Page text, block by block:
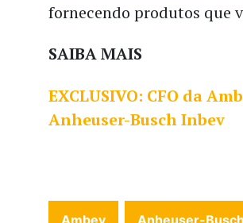
fornecendo produtos que
SAIBA MAIS
EXCLUSIVO: CFO da
Anheuser-Busch Inbev
Ambev Anheuser-